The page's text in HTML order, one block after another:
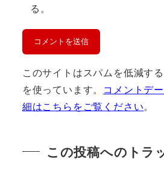
る。
このサイトはスパムを低減す
を使っています。 コメントデ
細はこちらをご覧ください。
この投稿へのトラ